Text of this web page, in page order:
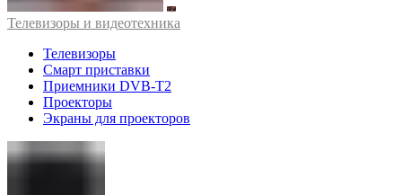
Телевизоры и видеотехника
Телевизоры
Смарт приставки
Приемники DVB-T2
Проекторы
Экраны для проекторов